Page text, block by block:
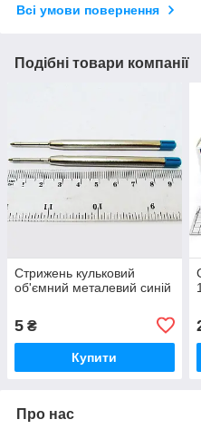
Всі умови повернення
Подібні товари компанії
Стрижень кульковий
об'ємний металевий синій
5 ₴
Купити
Про нас